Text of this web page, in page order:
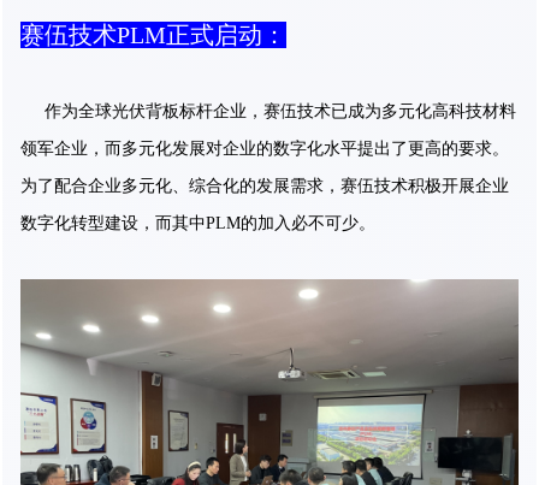
赛伍技术PLM正式启动：
作为全球光伏背板标杆企业，赛伍技术已成为多元化高科技材料
领军企业，而多元化发展对企业的数字化水平提出了更高的要求。
为了配合企业多元化、综合化的发展需求，赛伍技术积极开展企业
数字化转型建设，而其中PLM的加入必不可少。